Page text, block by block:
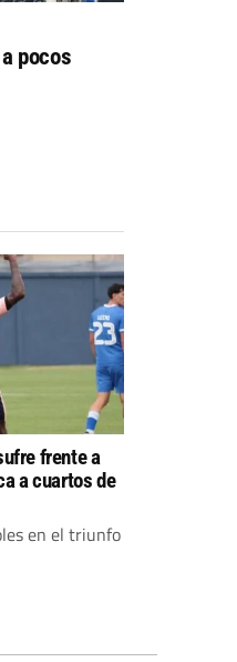
pocos
frente a
a cuartos de
en el triunfo